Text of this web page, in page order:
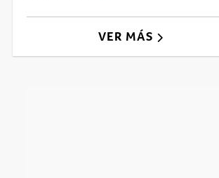
VER MÁS